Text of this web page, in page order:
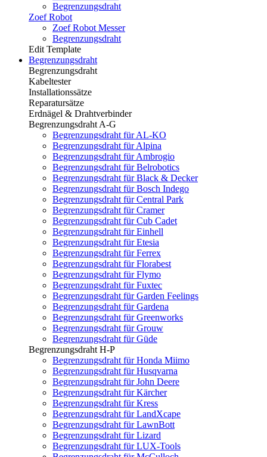
Begrenzungsdraht
Zoef Robot
Zoef Robot Messer
Begrenzungsdraht
Edit Template
Begrenzungsdraht
Begrenzungsdraht
Kabeltester
Installationssätze
Reparatursätze
Erdnägel & Drahtverbinder
Begrenzungsdraht A-G
Begrenzungsdraht für AL-KO
Begrenzungsdraht für Alpina
Begrenzungsdraht für Ambrogio
Begrenzungsdraht für Belrobotics
Begrenzungsdraht für Black & Decker
Begrenzungsdraht für Bosch Indego
Begrenzungsdraht für Central Park
Begrenzungsdraht für Cramer
Begrenzungsdraht für Cub Cadet
Begrenzungsdraht für Einhell
Begrenzungsdraht für Etesia
Begrenzungsdraht für Ferrex
Begrenzungsdraht für Florabest
Begrenzungsdraht für Flymo
Begrenzungsdraht für Fuxtec
Begrenzungsdraht für Garden Feelings
Begrenzungsdraht für Gardena
Begrenzungsdraht für Greenworks
Begrenzungsdraht für Grouw
Begrenzungsdraht für Güde
Begrenzungsdraht H-P
Begrenzungsdraht für Honda Miimo
Begrenzungsdraht für Husqvarna
Begrenzungsdraht für John Deere
Begrenzungsdraht für Kärcher
Begrenzungsdraht für Kress
Begrenzungsdraht für LandXcape
Begrenzungsdraht für LawnBott
Begrenzungsdraht für Lizard
Begrenzungsdraht für LUX-Tools